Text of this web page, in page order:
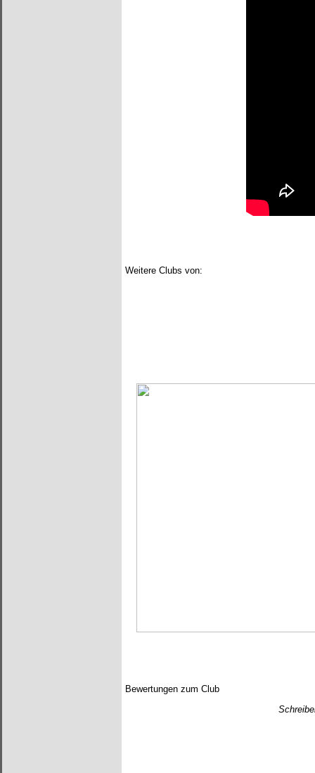
Weitere Clubs von:
Bewertungen zum Club